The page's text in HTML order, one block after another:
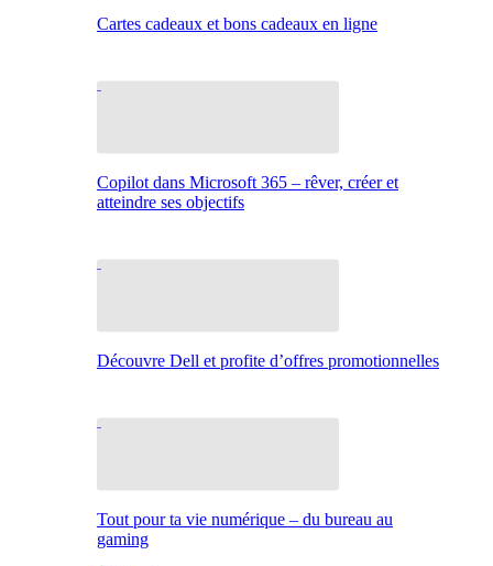
Cartes cadeaux et bons cadeaux en ligne
Copilot dans Microsoft 365 – rêver, créer et
atteindre ses objectifs
Découvre Dell et profite d’offres promotionnelles
Tout pour ta vie numérique – du bureau au
gaming